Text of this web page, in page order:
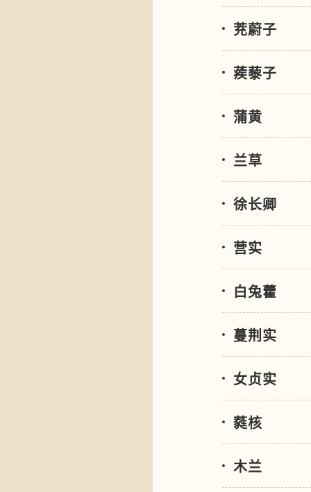
茺蔚子
蒺藜子
蒲黄
兰草
徐长卿
营实
白兔藿
蔓荆实
女贞实
蕤核
木兰